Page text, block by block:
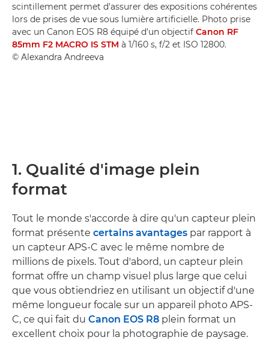
scintillement permet d'assurer des expositions cohérentes
lors de prises de vue sous lumière artificielle. Photo prise
avec un Canon EOS R8 équipé d'un objectif Canon RF
85mm F2 MACRO IS STM à 1/160 s, f/2 et ISO 12800.
© Alexandra Andreeva
1. Qualité d'image plein
format
Tout le monde s'accorde à dire qu'un capteur plein
format présente certains avantages par rapport à
un capteur APS-C avec le même nombre de
millions de pixels. Tout d'abord, un capteur plein
format offre un champ visuel plus large que celui
que vous obtiendriez en utilisant un objectif d'une
même longueur focale sur un appareil photo APS-
C, ce qui fait du Canon EOS R8 plein format un
excellent choix pour la photographie de paysage.